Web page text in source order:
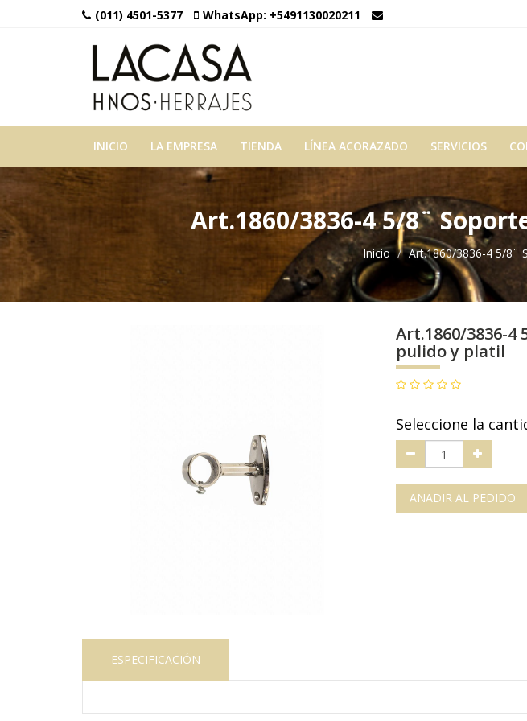
(011) 4501-5377 WhatsApp: +5491130020211
INICIO LA EMPRESA TIENDA LÍNEA ACORAZADO SERVICIOS
Art.1860/3836-4 5/8¨
Inicio Art.1860/3836-4 5/8¨
Art.1860/3836-4
pulido y platil
Seleccione la
AÑADIR AL PEDIDO
ESPECIFICACIÓN